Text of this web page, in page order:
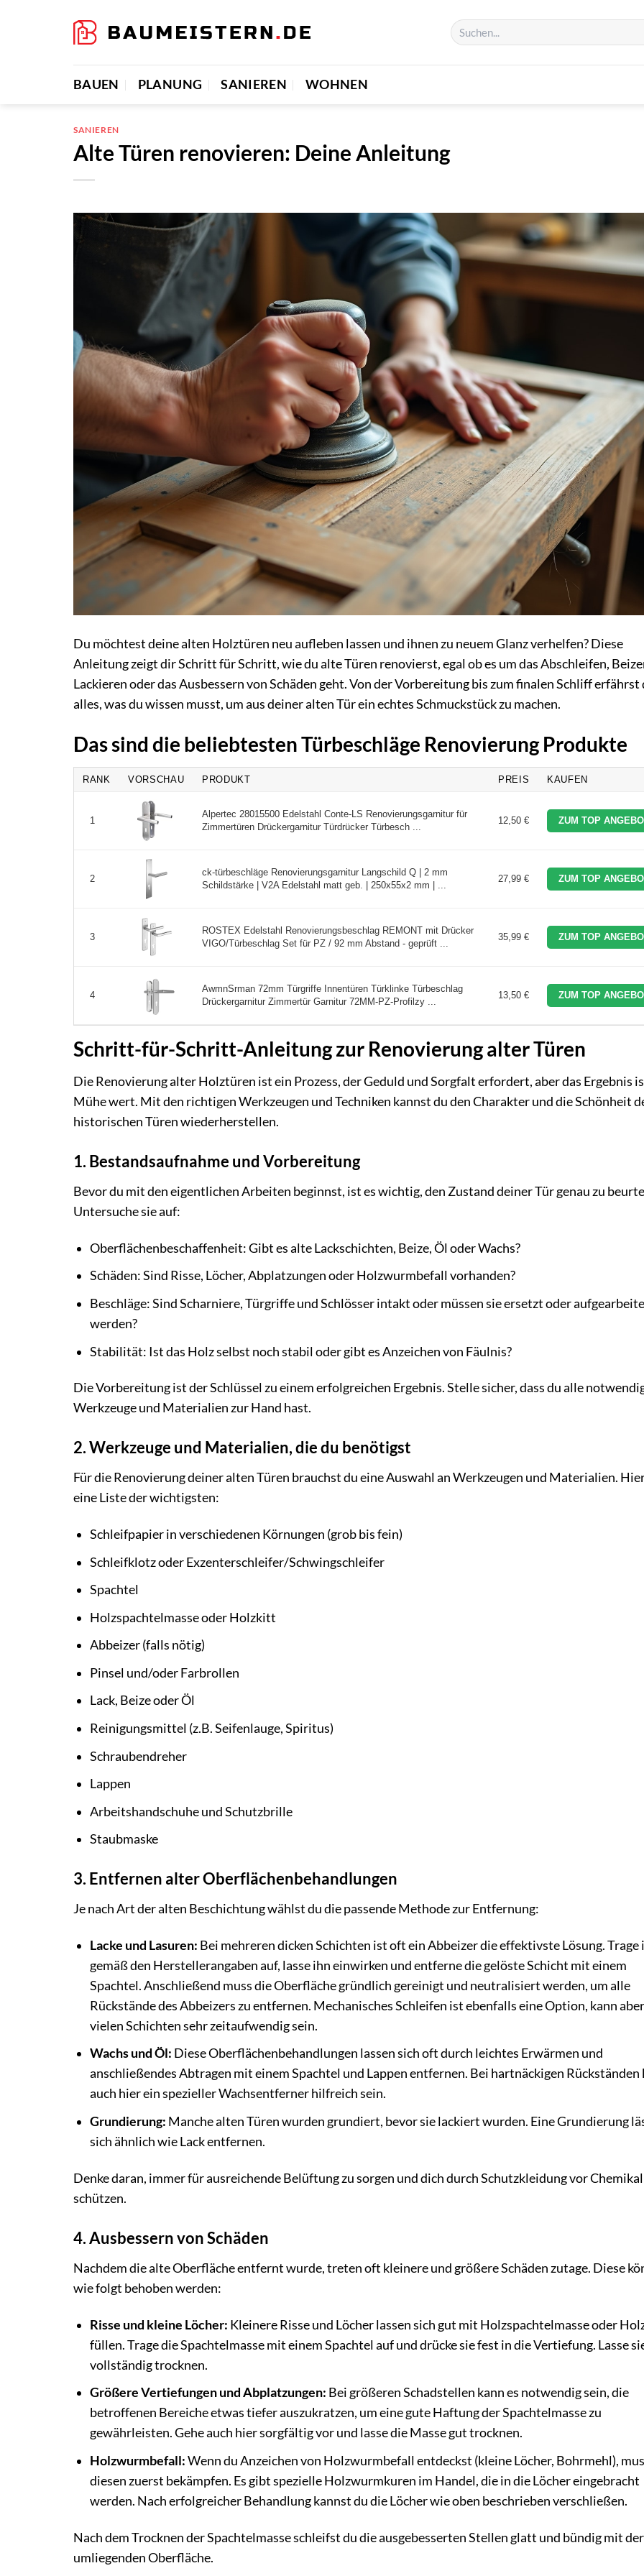
BAUEN PLANUNG SANIEREN WOHNEN
SANIEREN
Alte Türen renovieren: Deine Anleitung
Du möchtest deine alten Holztüren neu aufleben lassen und ihnen zu neuem Glanz verhelfen? Diese
Anleitung zeigt dir Schritt für Schritt, wie du alte Türen renovierst, egal ob es um das Abschleifen,
Lackieren oder das Ausbessern von Schäden geht. Von der Vorbereitung bis zum finalen Schliff erfährst
alles, was du wissen musst, um aus deiner alten Tür ein echtes Schmuckstück zu machen.
Das sind die beliebtesten Türbeschläge Renovierung Produkte
RANK VORSCHAU PRODUKT PREIS KAUFEN
1
Alpertec 28015500 Edelstahl Conte-LS Renovierungsgarnitur für
Zimmertüren Drückergarnitur Türdrücker Türbesch ...
12,50 € ZUM TOP
2
ck-türbeschläge Renovierungsgarnitur Langschild Q | 2 mm
Schildstärke | V2A Edelstahl matt geb. | 250x55x2 mm | ...
27,99 € ZUM TOP
3
ROSTEX Edelstahl Renovierungsbeschlag REMONT mit Drücker
VIGO/Türbeschlag Set für PZ / 92 mm Abstand - geprüft ...
35,99 € ZUM TOP
4
AwmnSrman 72mm Türgriffe Innentüren Türklinke Türbeschlag
Drückergarnitur Zimmertür Garnitur 72MM-PZ-Profilzy ...
13,50 € ZUM TOP
Schritt-für-Schritt-Anleitung zur Renovierung alter Türen
Die Renovierung alter Holztüren ist ein Prozess, der Geduld und Sorgfalt erfordert, aber das Ergebnis
Mühe wert. Mit den richtigen Werkzeugen und Techniken kannst du den Charakter und die Schönheit
historischen Türen wiederherstellen.
1. Bestandsaufnahme und Vorbereitung
Bevor du mit den eigentlichen Arbeiten beginnst, ist es wichtig, den Zustand deiner Tür genau zu
Untersuche sie auf:
Oberflächenbeschaffenheit: Gibt es alte Lackschichten, Beize, Öl oder Wachs?
Schäden: Sind Risse, Löcher, Abplatzungen oder Holzwurmbefall vorhanden?
Beschläge: Sind Scharniere, Türgriffe und Schlösser intakt oder müssen sie ersetzt oder
werden?
Stabilität: Ist das Holz selbst noch stabil oder gibt es Anzeichen von Fäulnis?
Die Vorbereitung ist der Schlüssel zu einem erfolgreichen Ergebnis. Stelle sicher, dass du alle
Werkzeuge und Materialien zur Hand hast.
2. Werkzeuge und Materialien, die du benötigst
Für die Renovierung deiner alten Türen brauchst du eine Auswahl an Werkzeugen und Materialien.
eine Liste der wichtigsten:
Schleifpapier in verschiedenen Körnungen (grob bis fein)
Schleifklotz oder Exzenterschleifer/Schwingschleifer
Spachtel
Holzspachtelmasse oder Holzkitt
Abbeizer (falls nötig)
Pinsel und/oder Farbrollen
Lack, Beize oder Öl
Reinigungsmittel (z.B. Seifenlauge, Spiritus)
Schraubendreher
Lappen
Arbeitshandschuhe und Schutzbrille
Staubmaske
3. Entfernen alter Oberflächenbehandlungen
Je nach Art der alten Beschichtung wählst du die passende Methode zur Entfernung:
Lacke und Lasuren: Bei mehreren dicken Schichten ist oft ein Abbeizer die effektivste Lösung. Trage
gemäß den Herstellerangaben auf, lasse ihn einwirken und entferne die gelöste Schicht mit einem
Spachtel. Anschließend muss die Oberfläche gründlich gereinigt und neutralisiert werden, um alle
Rückstände des Abbeizers zu entfernen. Mechanisches Schleifen ist ebenfalls eine Option, kann
vielen Schichten sehr zeitaufwendig sein.
Wachs und Öl: Diese Oberflächenbehandlungen lassen sich oft durch leichtes Erwärmen und
anschließendes Abtragen mit einem Spachtel und Lappen entfernen. Bei hartnäckigen Rückständen
auch hier ein spezieller Wachsentferner hilfreich sein.
Grundierung: Manche alten Türen wurden grundiert, bevor sie lackiert wurden. Eine Grundierung
sich ähnlich wie Lack entfernen.
Denke daran, immer für ausreichende Belüftung zu sorgen und dich durch Schutzkleidung vor
schützen.
4. Ausbessern von Schäden
Nachdem die alte Oberfläche entfernt wurde, treten oft kleinere und größere Schäden zutage. Diese
wie folgt behoben werden:
Risse und kleine Löcher: Kleinere Risse und Löcher lassen sich gut mit Holzspachtelmasse oder
füllen. Trage die Spachtelmasse mit einem Spachtel auf und drücke sie fest in die Vertiefung. Lasse
vollständig trocknen.
Größere Vertiefungen und Abplatzungen: Bei größeren Schadstellen kann es notwendig sein, die
betroffenen Bereiche etwas tiefer auszukratzen, um eine gute Haftung der Spachtelmasse zu
gewährleisten. Gehe auch hier sorgfältig vor und lasse die Masse gut trocknen.
Holzwurmbefall:Wenn du Anzeichen von Holzwurmbefall entdeckst (kleine Löcher, Bohrmehl),
diesen zuerst bekämpfen. Es gibt spezielle Holzwurmkuren im Handel, die in die Löcher eingebracht
werden. Nach erfolgreicher Behandlung kannst du die Löcher wie oben beschrieben verschließen.
Nach dem Trocknen der Spachtelmasse schleifst du die ausgebesserten Stellen glatt und bündig mit der
umliegenden Oberfläche.